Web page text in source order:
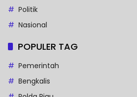
Politik
Nasional
POPULER TAG
Pemerintah
Bengkalis